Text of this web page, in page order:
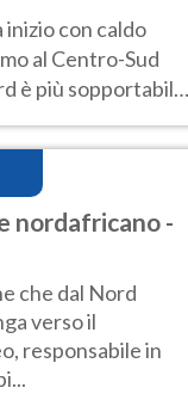
al Centro-Sud
inizio con caldo
al Centro-Sud
è più sopportabile
9. Temporali di
nordafricano -
che dal Nord
verso il
responsabile in